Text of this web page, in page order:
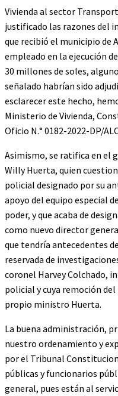
Vivienda al sector
justificado las razones del
que recibió el municipio de
empleado en la ejecución
30 millones de soles,
señalado habrían sido
esclarecer este hecho,
Ministerio de Vivienda,
Oficio N.° 0182-2022-DP/
Asimismo, se ratifica en
Willy Huerta, quien
policial designado por su
apoyo del equipo especial
poder, y que acaba de
como nuevo director
que tendría antecedentes
reservada de
coronel Harvey Colchado,
policial y cuya remoción
propio ministro Huerta.
La buena administración,
nuestro ordenamiento y
por el Tribunal
públicas y funcionarios
general, pues están al